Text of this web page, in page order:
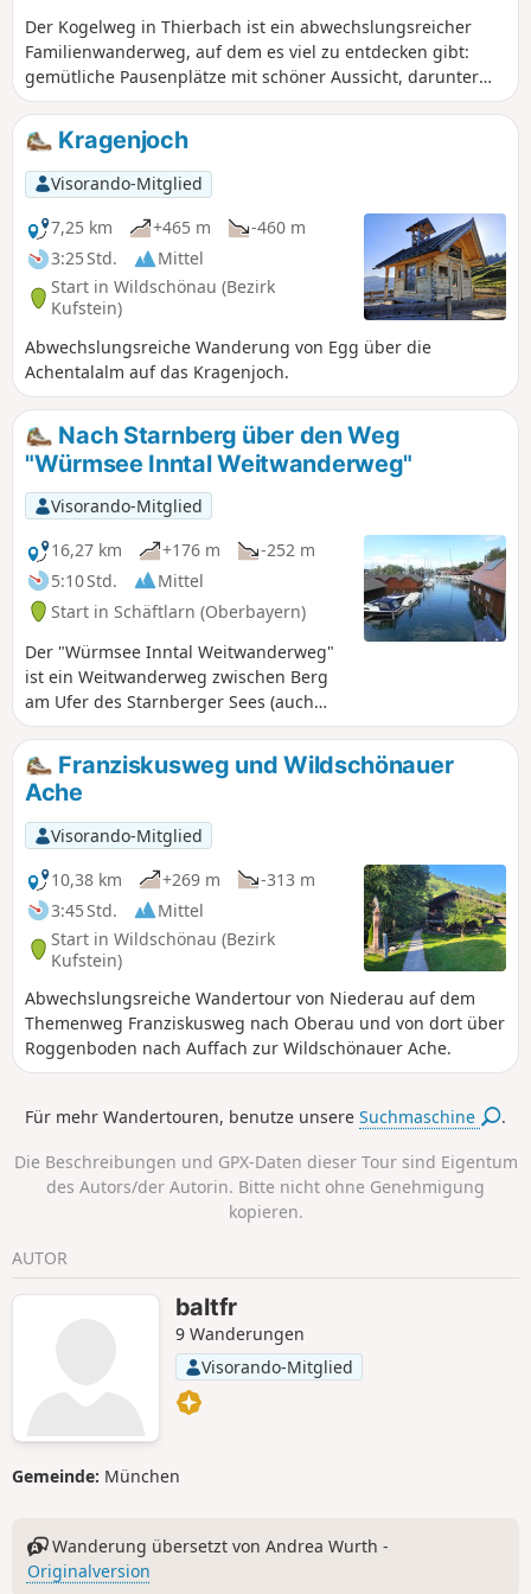
Der Kogelweg in Thierbach ist ein abwechslungsreicher
Familienwanderweg, auf dem es viel zu entdecken gibt:
gemütliche Pausenplätze mit schöner Aussicht, darunter
eine Holzschaukel, geschnitzte Figuren, das Heustadl, den
Energiebaum und den Waldspielplatz.
Kragenjoch
Visorando-Mitglied
7,25 km
+465 m
-460 m
3:25 Std.
Mittel
Start in Wildschönau (Bezirk
Kufstein)
Abwechslungsreiche Wanderung von Egg über die
Achentalalm auf das Kragenjoch.
Nach Starnberg über den Weg
"Würmsee Inntal Weitwanderweg"
Visorando-Mitglied
16,27 km
+176 m
-252 m
5:10 Std.
Mittel
Start in Schäftlarn (Oberbayern)
Der "Würmsee Inntal Weitwanderweg"
ist ein Weitwanderweg zwischen Berg
am Ufer des Starnberger Sees (auch
Würmsee genannt) und Wasserburg am
Inn. Der vorgeschlagene Weg, der zwei
S-Bahn Stationen miteinander
verbindet, führt Sie auf das bayrische
Land und dann am See entlang.
Franziskusweg und Wildschönauer
Ache
Visorando-Mitglied
10,38 km
+269 m
-313 m
3:45 Std.
Mittel
Start in Wildschönau (Bezirk
Kufstein)
Abwechslungsreiche Wandertour von Niederau auf dem
Themenweg Franziskusweg nach Oberau und von dort über
Roggenboden nach Auffach zur Wildschönauer Ache.
Für mehr Wandertouren, benutze unsereSuchmaschine .
Die Beschreibungen und GPX-Daten dieser Tour sind Eigentum
des Autors/der Autorin. Bitte nicht ohne Genehmigung
kopieren.
AUTOR
baltfr
9 Wanderungen
Visorando-Mitglied
Gemeinde: München
Wanderung übersetzt von Andrea Wurth -
Originalversion